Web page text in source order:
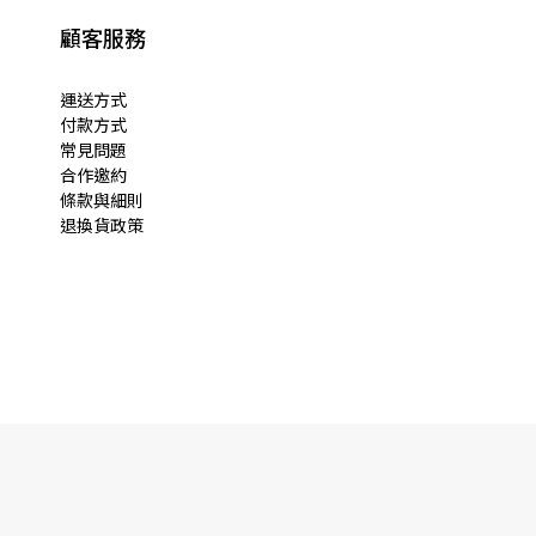
顧客服務
運送方式
付款方式
常見問題
合作邀約
條款與細則
退換貨政策